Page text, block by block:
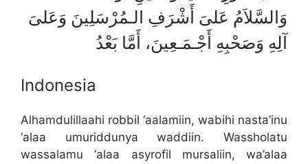
وَالسَّلاَمُ عَلىَ أَشْرَفِ الـمُرْسَلِينَ وَعَلىَ
آلِهِ وَصَحْبِهِ أَجْـمَـعِينَ، أَمَّا بَعْدُ
Indonesia
Alhamdulillaahi robbil ‘aalamiin, wabihi nasta’inu
‘alaa umuriddunya waddiin. Wassholatu
wassalamu ‘alaa asyrofil mursaliin, wa’alaa